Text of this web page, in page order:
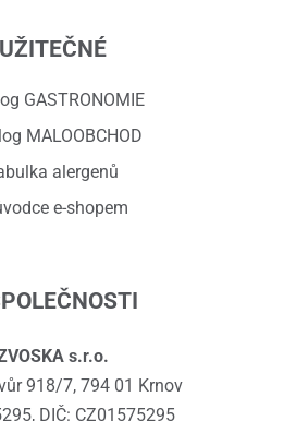
UŽITEČNÉ
GASTRONOMIE
MALOOBCHOD
alergenů
e-shopem
s.r.o.
918/7, 794 01 Krnov
DIČ: CZ01575295